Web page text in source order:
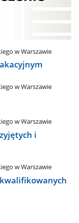
w Warszawie
w Warszawie
w Warszawie
i
w Warszawie